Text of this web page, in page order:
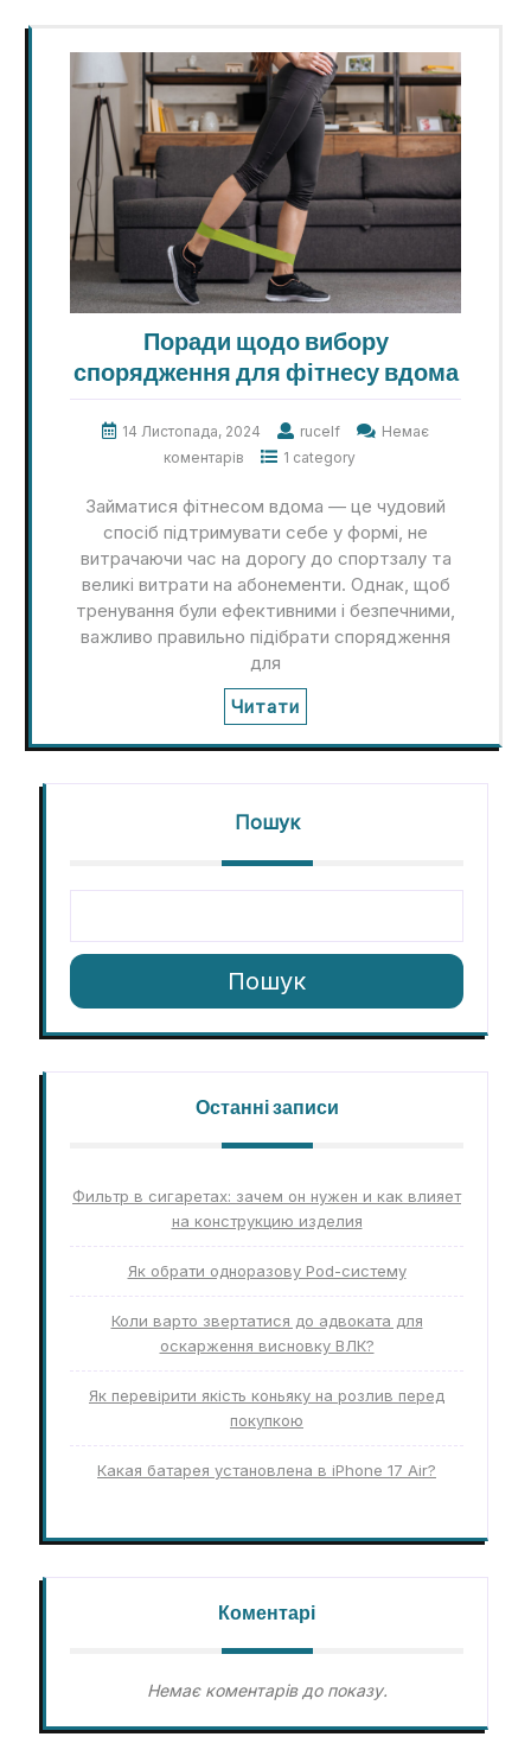
Поради щодо вибору
спорядження для фітнесу вдома
14 Листопада, 2024 rucelf
Немає
коментарів
1 category
Займатися фітнесом вдома — це чудовий
спосіб підтримувати себе у формі, не
витрачаючи час на дорогу до спортзалу та
великі витрати на абонементи. Однак, щоб
тренування були ефективними і безпечними,
важливо правильно підібрати спорядження
для
Читати
Пошук
Пошук
Останні записи
Фильтр в сигаретах: зачем он нужен и как влияет
на конструкцию изделия
Як обрати одноразову Pod-систему
Коли варто звертатися до адвоката для
оскарження висновку ВЛК?
Як перевірити якість коньяку на розлив перед
покупкою
Какая батарея установлена в iPhone 17 Air?
Коментарі
Немає коментарів до показу.